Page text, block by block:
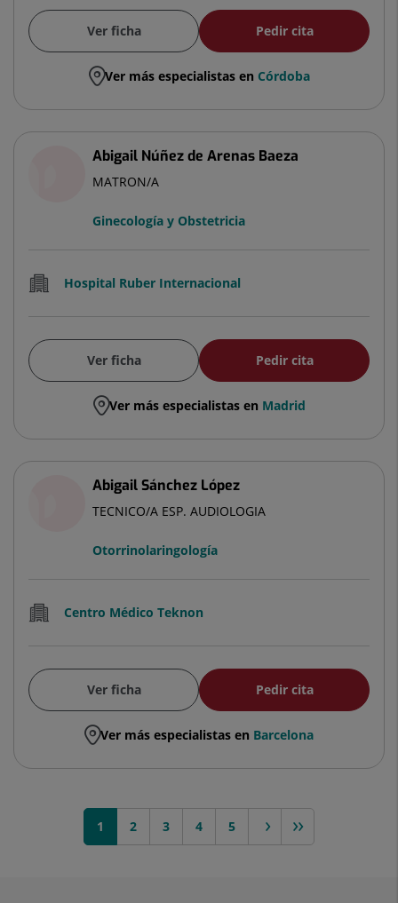
Ver ficha Pedir cita
Ver más especialistas en Córdoba
Abigail Núñez de Arenas Baeza
MATRON/A
Ginecología y Obstetricia
Hospital Ruber Internacional
Ver ficha Pedir cita
Ver más especialistas en Madrid
Abigail Sánchez López
TECNICO/A ESP. AUDIOLOGIA
Otorrinolaringología
Centro Médico Teknon
Ver ficha Pedir cita
Ver más especialistas en Barcelona
1 2 3 4 5
siguiente > >>